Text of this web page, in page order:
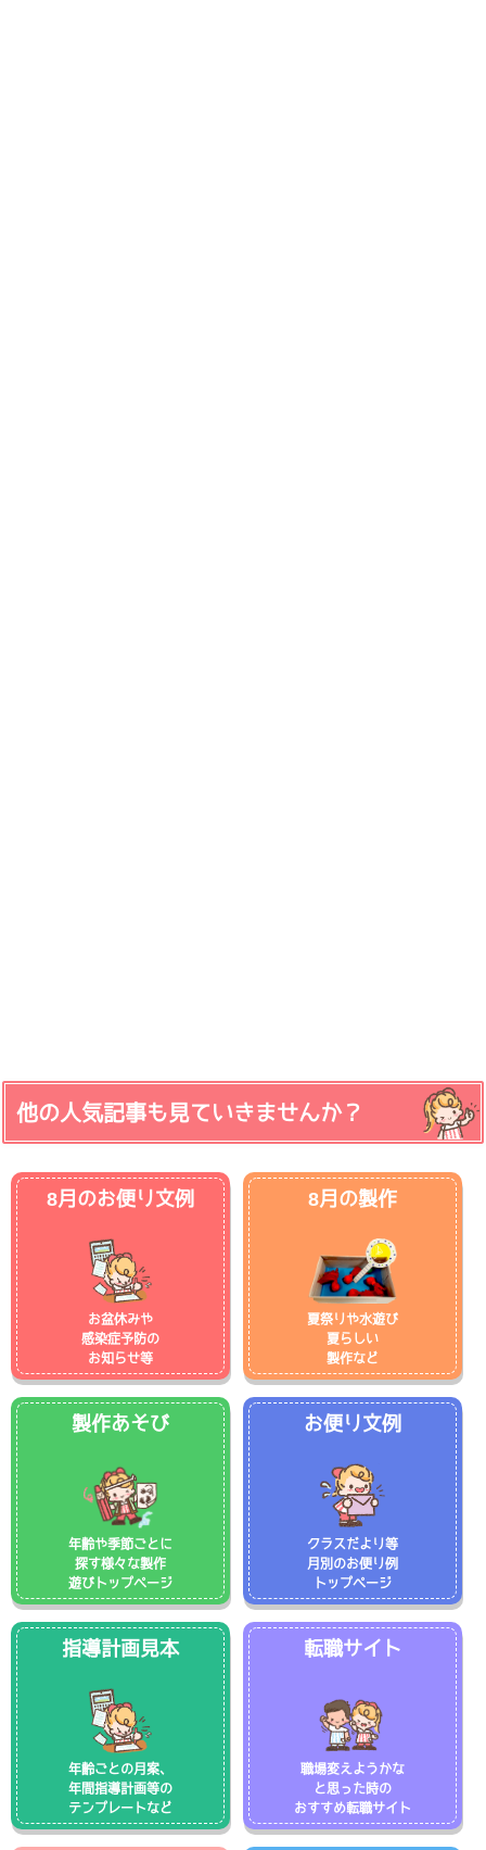
他の人気記事も見ていきませんか？
8月のお便り文例
お盆休みや
感染症予防の
お知らせ等
8月の製作
夏祭りや水遊び
夏らしい
製作など
製作あそび
年齢や季節ごとに
探す様々な製作
遊びトップページ
お便り文例
クラスだより等
月別のお便り例
トップページ
指導計画見本
年齢ごとの月案、
年間指導計画等の
テンプレートなど
転職サイト
職場変えようかな
と思った時の
おすすめ転職サイト